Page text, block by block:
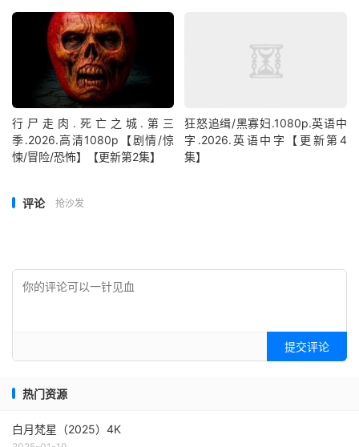
行尸走肉.死亡之城.第三
季.2026.高清1080p【剧情/惊
悚/冒险/恐怖】【更新第2集】
狂怒追缉/黑寡妇.1080p.英语中
字.2026.英语中字【更新第4
集】
评论 抢沙发
提交评论
热门资源
白月梵星（2025）4K